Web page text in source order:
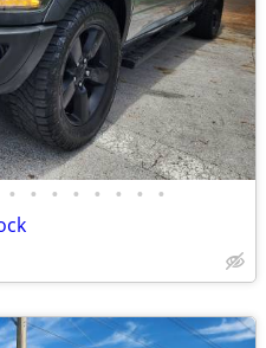
• • • • • • • •